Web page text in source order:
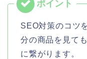
SEO対策のコツ
分の商品を見て
に繋がります。